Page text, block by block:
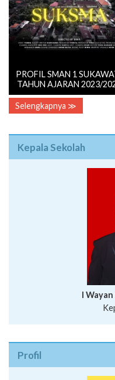
PROFIL SMAN 1
TAHUN AJARAN 2023/
Selengkapnya ≫
Kepala Sekolah
I Wayan
Profil